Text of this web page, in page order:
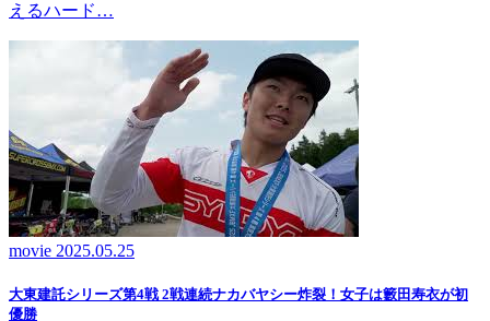
えるハード…
movie 2025.05.25
大東建託シリーズ第4戦 2戦連続ナカバヤシー炸裂！女子は籔田寿衣が初
優勝